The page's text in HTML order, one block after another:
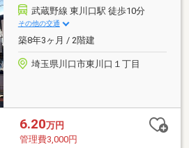
武蔵野線 東川口駅 徒歩10分
その他の交通
築8年3ヶ月 / 2階建
埼玉県川口市東川口１丁目
6.20万円
管理費3,000円